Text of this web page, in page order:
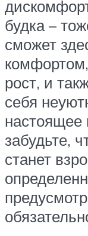
будка –
сможет
рост, и
себя
настоящее
забудьте,
станет